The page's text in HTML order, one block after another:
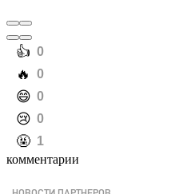
️👍 0
️🔥 0
️😄 0
️😢 0
️🤬 1
комментарии